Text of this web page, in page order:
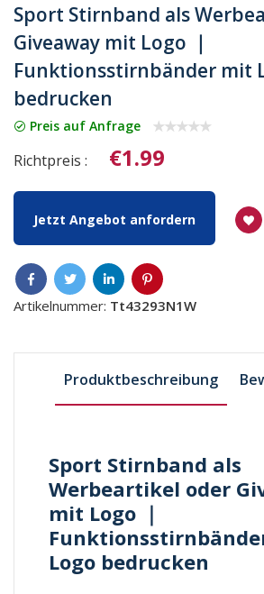
Sport Stirnband als
Giveaway mit Logo ｜
Funktionsstirnbänder mit
bedrucken
Preis auf Anfrage
Richtpreis : €1.99
Jetzt Angebot anfordern
Artikelnummer: Tt43293N1W
Produktbeschreibung
Sport Stirnband als
Werbeartikel oder
mit Logo ｜
Logo bedrucken